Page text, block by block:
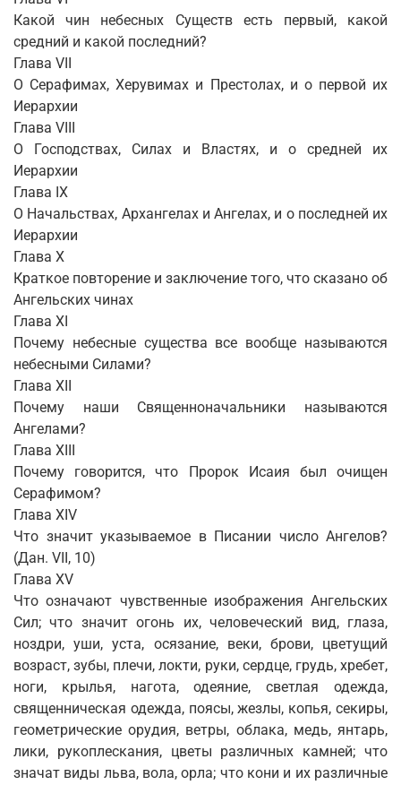
Какой чин небесных Существ есть первый, какой
средний и какой последний?
Глава VII
О Серафимах, Херувимах и Престолах, и о первой их
Иерархии
Глава VIII
О Господствах, Силах и Властях, и о средней их
Иерархии
Глава IX
О Начальствах, Архангелах и Ангелах, и о последней их
Иерархии
Глава X
Краткое повторение и заключение того, что сказано об
Ангельских чинах
Глава XI
Почему небесные существа все вообще называются
небесными Силами?
Глава XII
Почему наши Священноначальники называются
Ангелами?
Глава XIII
Почему говорится, что Пророк Исаия был очищен
Серафимом?
Глава XIV
Что значит указываемое в Писании число Ангелов?
(Дан. VII, 10)
Глава XV
Что означают чувственные изображения Ангельских
Сил; что значит огонь их, человеческий вид, глаза,
ноздри, уши, уста, осязание, веки, брови, цветущий
возраст, зубы, плечи, локти, руки, сердце, грудь, хребет,
ноги, крылья, нагота, одеяние, светлая одежда,
священническая одежда, поясы, жезлы, копья, секиры,
геометрические орудия, ветры, облака, медь, янтарь,
лики, рукоплескания, цветы различных камней; что
значат виды льва, вола, орла; что кони и их различные